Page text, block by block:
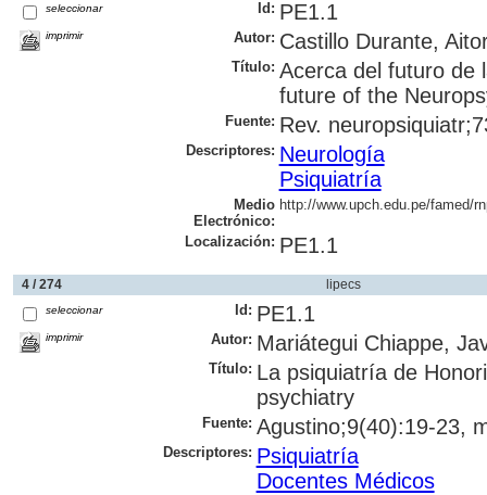
seleccionar
imprimir
Id: PE1.1
Autor: Castillo Durante,
Título: Acerca del futuro de
future of the
Fuente: Rev.
Descriptores: Neurología
Psiquiatría
Medio
Electrónico:
http://www.upch.edu.pe/famed/
Localización: PE1.1
4 / 274 lipecs
seleccionar
imprimir
Id: PE1.1
Autor: Mariátegui Chiappe,
Título: La psiquiatría de
psychiatry
Fuente: Agustino;9(40):19-23,
Descriptores: Psiquiatría
Docentes Médicos